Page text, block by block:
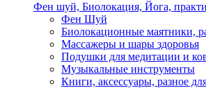
Фен шуй, Биолокация, Йога,
Фен Шуй
Биолокационные маятники,
Массажеры и шары здоровья
Подушки для медитации и
Музыкальные инструменты
Книги, аксессуары, разное